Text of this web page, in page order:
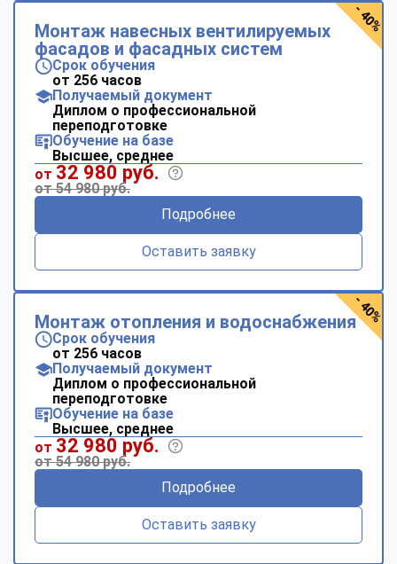
Монтаж навесных вентилируемых
фасадов и фасадных систем
Срок обучения
от 256 часов
Получаемый документ
Диплом о профессиональной
переподготовке
Обучение на базе
Высшее, среднее
от 32 980 руб.
от 54 980 руб.
Подробнее
Оставить заявку
- 40%
Монтаж отопления и водоснабжения
Срок обучения
от 256 часов
Получаемый документ
Диплом о профессиональной
переподготовке
Обучение на базе
Высшее, среднее
от 32 980 руб.
от 54 980 руб.
Подробнее
Оставить заявку
- 40%